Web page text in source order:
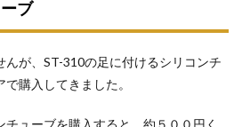
ブ
んが、ST-310の足に付けるシリコンチ
購入してきました。
ューブを購入すると、約５００円く